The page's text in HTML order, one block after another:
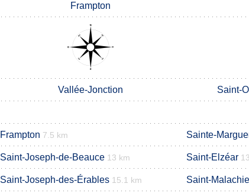
Frampton
Vallée-Jonction Saint-
Frampton 7.5 km Sainte-
Saint-Joseph-de-Beauce 13 km Saint-Elzéar
Saint-Joseph-des-Érables 15.1 km Saint-Malachie